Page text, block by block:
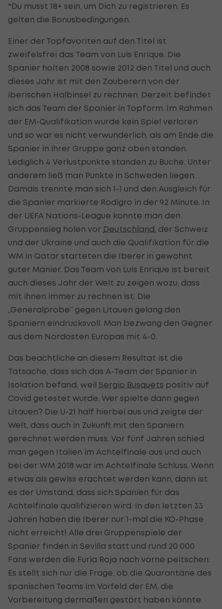
*Du musst 18+ sein, um Dich zu registrieren. Es
gelten die Bonusbedingungen.
Einer der Topfavoriten auf den Titel ist
zweifelsfrei das Team von Luis Enrique. Die
Spanier holten 2008 sowie 2012 den Titel und auch
dieses Jahr ist mit den Zauberern von der
iberischen Halbinsel zu rechnen. Derzeit befindet
sich das Team der Spanier in Topform. Im Rahmen
der EM-Qualifikation wurde kein Spiel verloren
und so war es nicht verwunderlich, als am Ende die
Spanier in ihrer Gruppe ganz oben standen.
Lediglich 4 Verlustpunkte standen zu Buche. Unter
anderem ließ man Punkte in Schweden liegen.
Damals trennte man sich 1-1 und den Ausgleich für
die Spanier markierte Rodigro in der 92 Minute. In
der UEFA Nations-League konnte man den
Gruppensieg holen vor Deutschland , der Schweiz
und der Ukraine und auch die Qualifikation für die
WM in Qatar starteten die Iberer in gewohnt
guter Manier. Das Team von Luis Enrique ist bereit
auch dieses Jahr der Welt zu zeigen wozu, dass
mit ihnen immer zu rechnen ist. Die
„Generalprobe“ gegen Litauen gelang den
Spaniern eindrucksvoll. Man bezwang den Gegner
aus dem Nordosten Europas mit 4-0.
Das beachtliche an diesem Resultat ist die
Tatsache, dass sich das A-Team der Spanier in
Isolation befand, weil Sergio Busquets positiv auf
Covid getestet wurde. Wer spielte dann gegen
Litauen? Die U-21 half hierbei aus und zeigte der
Welt, dass auch in Zukunft mit den Spaniern
gerechnet werden muss. Vor fünf Jahren schied
man gegen Italien im Achtelfinale aus und auch
bei der WM 2018 war im Achtelfinale Schluss. Wenn
etwas als gewiss erachtet werden kann, dann ist
es der Umstand, dass sich Spanien für das
Achtelfinale qualifizieren wird. In den letzten 33
Jahren haben die Iberer nur 1-mal die KO-Phase
nicht erreicht! Alle drei Gruppenspiele der
Spanier finden in Sevilla statt und rund 20 000
Fans werden die Furia Roja nach vorne peitschen.
Es stellt sich nur die Frage, ob die Quarantäne des
spanischen Teams im Vorfeld der EM, die
Vorbereitung dermaßen gestört haben könnte.